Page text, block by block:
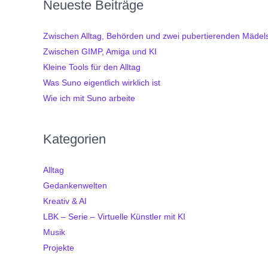
Neueste Beiträge
Zwischen Alltag, Behörden und zwei pubertierenden
Zwischen GIMP, Amiga und KI
Kleine Tools für den Alltag
Was Suno eigentlich wirklich ist
Wie ich mit Suno arbeite
Kategorien
Alltag
Gedankenwelten
Kreativ & AI
LBK – Serie – Virtuelle Künstler mit KI
Musik
Projekte